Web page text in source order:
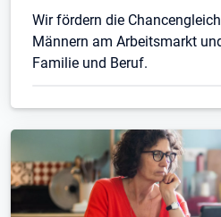
Wir fördern die
Männern am Arbeitsmarkt
Familie und Beruf.